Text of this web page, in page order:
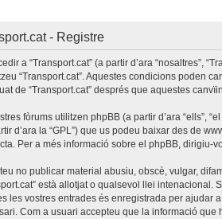
- Registre
a “Transport.cat” (a partir d’ara “nosaltres”,
“Transport.cat”. Aquestes condicions poden
de “Transport.cat” després que aquestes
fòrums utilitzen phpBB (a partir d’ara “ells”,
d’ara la “GPL”) que us podeu baixar des de
Per a més informació sobre el phpBB, dirigiu-
no publicar material abusiu, obscè, vulgar,
està allotjat o qualsevol llei intenacional.
les vostres entrades és enregistrada per ajudar
Com a usuari accepteu que la informació